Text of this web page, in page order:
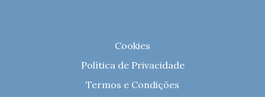
Cookies
Política de Privacidade
Termos e Condições